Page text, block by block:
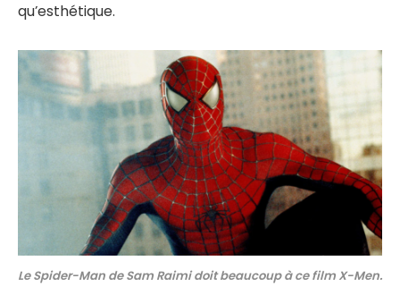
qu’esthétique.
Le Spider-Man de Sam Raimi doit beaucoup à ce film X-Men.